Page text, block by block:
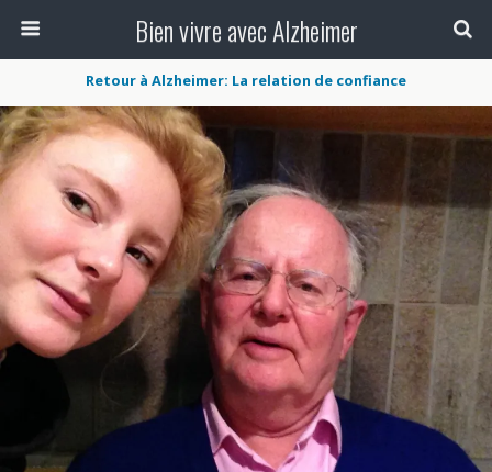
Bien vivre avec Alzheimer
Retour à Alzheimer: La relation de confiance